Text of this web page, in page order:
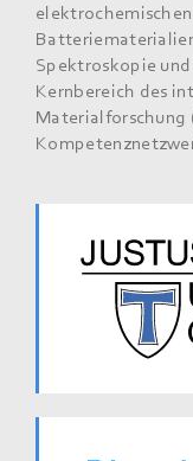
Spektroskopie
Kernbereich des
Materialforschung